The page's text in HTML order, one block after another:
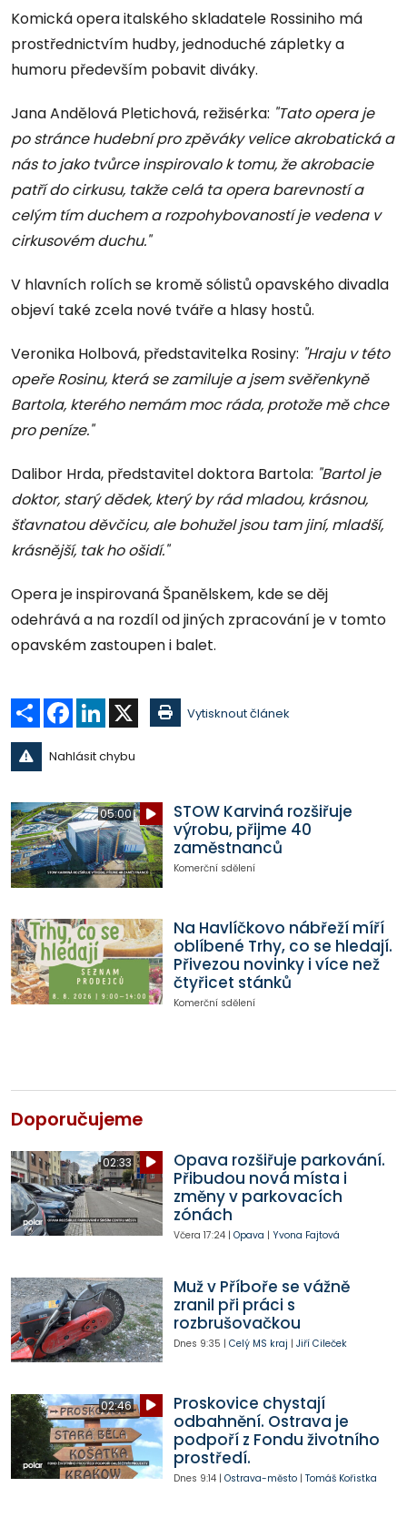
Komická opera italského skladatele Rossiniho má
prostřednictvím hudby, jednoduché zápletky a
humoru především pobavit diváky.
Jana Andělová Pletichová, režisérka: "Tato opera je
po stránce hudební pro zpěváky velice akrobatická a
nás to jako tvůrce inspirovalo k tomu, že akrobacie
patří do cirkusu, takže celá ta opera barevností a
celým tím duchem a rozpohybovaností je vedena v
cirkusovém duchu."
V hlavních rolích se kromě sólistů opavského divadla
objeví také zcela nové tváře a hlasy hostů.
Veronika Holbová, představitelka Rosiny: "Hraju v této
opeře Rosinu, která se zamiluje a jsem svěřenkyně
Bartola, kterého nemám moc ráda, protože mě chce
pro peníze."
Dalibor Hrda, představitel doktora Bartola: "Bartol je
doktor, starý dědek, který by rád mladou, krásnou,
šťavnatou děvčicu, ale bohužel jsou tam jiní, mladší,
krásnější, tak ho ošidí."
Opera je inspirovaná Španělskem, kde se děj
odehrává a na rozdíl od jiných zpracování je v tomto
opavském zastoupen i balet.
Sdílet Facebook
LinkedIn Vytisknout článek
Nahlásit chybu
05:00
STOW Karviná rozšiřuje
výrobu, přijme 40
zaměstnanců
Komerční sdělení
Na Havlíčkovo nábřeží míří
oblíbené Trhy, co se hledají.
Přivezou novinky i více než
čtyřicet stánků
Komerční sdělení
Doporučujeme
02:33
Opava rozšiřuje parkování.
Přibudou nová místa i
změny v parkovacích
zónách
Včera 17:24| Opava | Yvona Fajtová
Muž v Příboře se vážně
zranil při práci s
rozbrušovačkou
Dnes 9:35 | Celý MS kraj | Jiří Cileček
02:46
Proskovice chystají
odbahnění. Ostrava je
podpoří z Fondu životního
prostředí.
Dnes 9:14| Ostrava-město| Tomáš Kořistka